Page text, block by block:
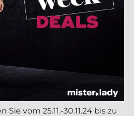
vom 25.11.-30.11.24 bis zu